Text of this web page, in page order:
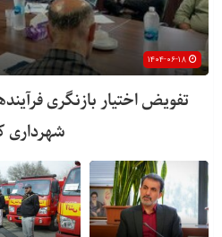
تفویض اختیار بازنگری
شهرداری